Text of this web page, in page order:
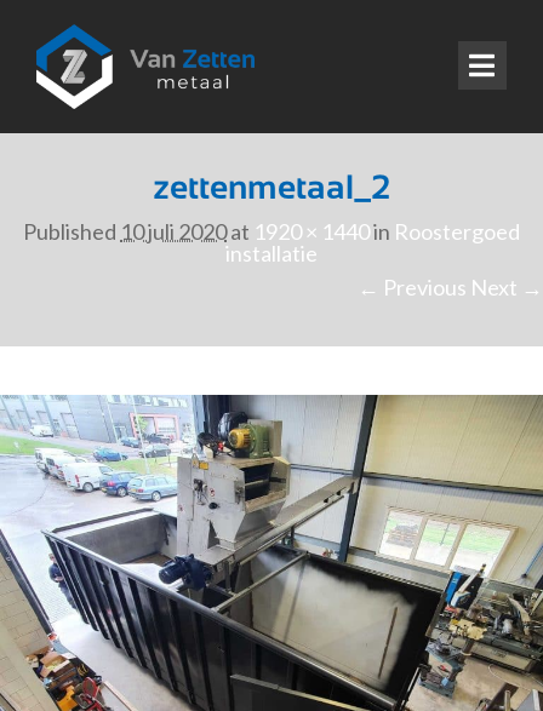
zettenmetaal_2
Published 10 juli 2020at 1920 × 1440in Roostergoed
installatie
← Previous Next →